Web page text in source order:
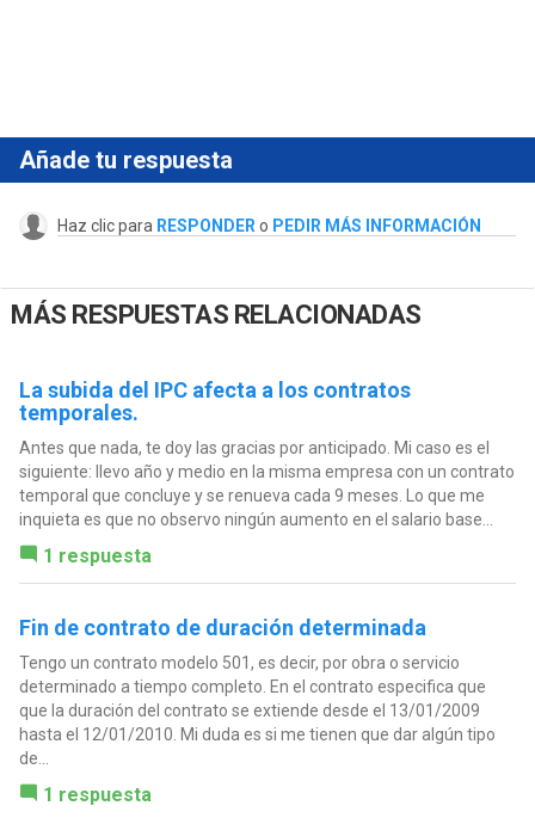
Añade tu respuesta
Haz clic para RESPONDER o PEDIR MÁS INFORMACIÓN
MÁS RESPUESTAS RELACIONADAS
La subida del IPC afecta a los contratos
temporales.
Antes que nada, te doy las gracias por anticipado. Mi caso es el
siguiente: llevo año y medio en la misma empresa con un contrato
temporal que concluye y se renueva cada 9 meses. Lo que me
inquieta es que no observo ningún aumento en el salario base...
1 respuesta
Fin de contrato de duración determinada
Tengo un contrato modelo 501, es decir, por obra o servicio
determinado a tiempo completo. En el contrato especifica que
que la duración del contrato se extiende desde el 13/01/2009
hasta el 12/01/2010. Mi duda es si me tienen que dar algún tipo
de...
1 respuesta